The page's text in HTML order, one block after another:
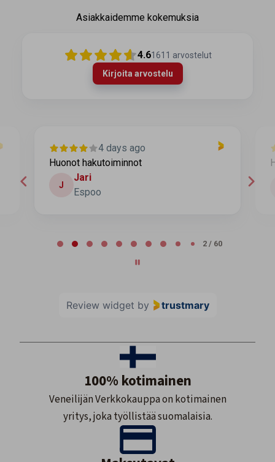
Asiakkaidemme kokemuksia
4.61611 arvostelut
Kirjoita arvostelu
4 days ago
Huonot hakutoiminnot
J
Jari
Espoo
2 / 60
Review widget by trustmary
100% kotimainen
Veneilijän Verkkokauppa on kotimainen
yritys, joka työllistää suomalaisia.